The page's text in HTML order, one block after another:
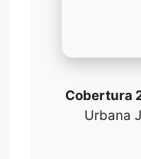
Cobertura
Urbana